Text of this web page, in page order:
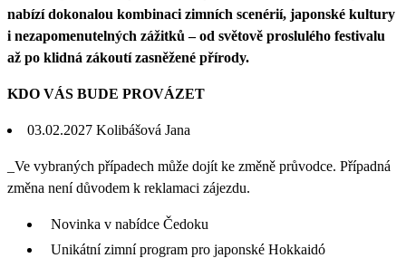
nabízí dokonalou kombinaci zimních scenérií, japonské kultury
i nezapomenutelných zážitků – od světově proslulého festivalu
až po klidná zákoutí zasněžené přírody.
KDO VÁS BUDE PROVÁZET
03.02.2027 Kolibášová Jana
_Ve vybraných případech může dojít ke změně průvodce. Případná
změna není důvodem k reklamaci zájezdu.
Novinka v nabídce Čedoku
Unikátní zimní program pro japonské Hokkaidó